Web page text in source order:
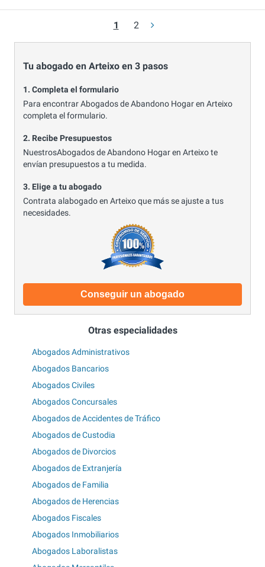
1 2
Tu abogado en Arteixo en 3 pasos
1. Completa el formulario
Para encontrar Abogados de Abandono Hogar en Arteixo
completa el formulario.
2. Recibe Presupuestos
NuestrosAbogados de Abandono Hogar en Arteixo te
envían presupuestos a tu medida.
3. Elige a tu abogado
Contrata alabogado en Arteixo que más se ajuste a tus
necesidades.
Conseguir un abogado
Otras especialidades
Abogados Administrativos
Abogados Bancarios
Abogados Civiles
Abogados Concursales
Abogados de Accidentes de Tráfico
Abogados de Custodia
Abogados de Divorcios
Abogados de Extranjería
Abogados de Familia
Abogados de Herencias
Abogados Fiscales
Abogados Inmobiliarios
Abogados Laboralistas